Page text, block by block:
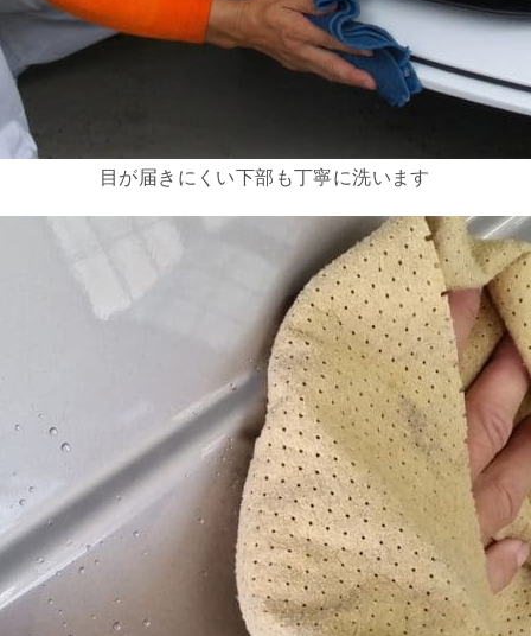
目が届きにくい下部も丁寧に洗います